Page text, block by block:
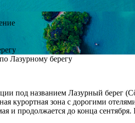
Лазурному берегу
под названием Лазурный берег
курортная зона с дорогими
и продолжается до конца